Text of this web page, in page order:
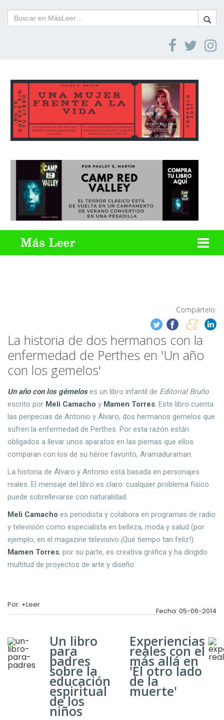
Compártelo:
La historia de dos hermanos con la
enfermedad de Perthes en 'Un año
con los gemelos'
Un año con los gémeloses un libro infantil de Editorial Bruño
escrito por Meli Camacho y Mamen Torres. Este libro cuenta
las peripecias de Antonio y Álvaro, dos hermanos gemelos que
sufren la enfermedad de Perthes. Por esta razón están
obligados a llevar unos aparatos en las piernas que ellos
comparan con los de su héroe favorito, Aramaduraman.
La historia de Álvaro y Antonio está basada en personajes
reales. El mensaje del libro es claro: cualquier problema físico
puede sobrellevarse con naturalidad.
Meli Camacho es periodista y colabora en programas de radio
y televisión como especialista en belleza, moda y salud (por
ejemplo, en el magazine televisivo ¡Qué tiempo tan feliz!).
Mamen Torres, por su parte, es creativa gráfica y ha dirigido
multitud de proyectos de arte y diseño.
Por: +Leer
Fecha: 05-06-2014
Un libro
para
padres
sobre la
educación
espiritual
de los
niños
Experiencias
reales con el
más allá en
'El otro lado
de la
muerte'